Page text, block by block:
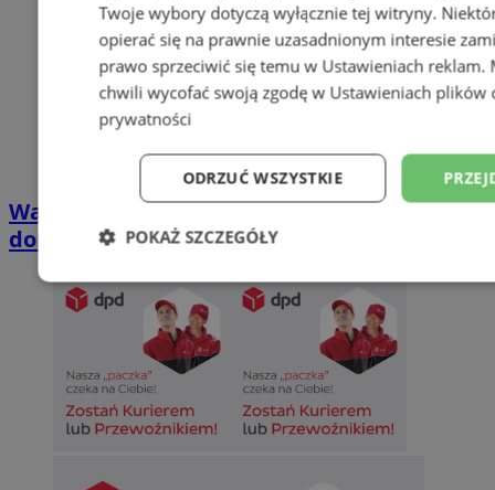
Wakacyjny wypoczynek nad Bałtykiem w
domkach Szmaragdowe Morze
Twoje wybory dotyczą wyłącznie tej witryny.
opierać się na prawnie uzasadnionym interesie
prawo sprzeciwić się temu w Ustawieniach reklam.
chwili wycofać swoją zgodę w Ustawieniach plików
prywatności
ODRZUĆ WSZYSTKIE
POKAŻ SZCZEGÓŁY
Niezbędne Wydajność
Niesklasyfikowane